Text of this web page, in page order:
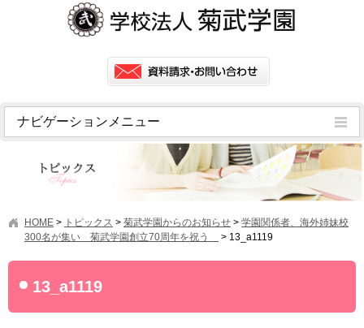
ナビゲーションメニュー
アクセス
情報公開
学園ニュース
HOME > トピックス > 菊武学園からのお知らせ > 学園関係者、海外姉妹校
300名が集い 菊武学園創立70周年を祝う
> 13_a1119
13_a1119